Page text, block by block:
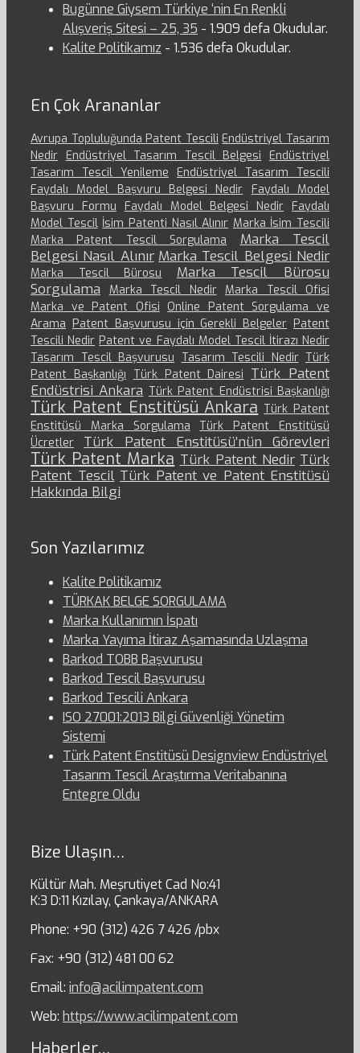
Bugünne Giysem Türkiye ‘nin En Renkli
Alışveriş Sitesi – 25, 35 - 1.909 defa Okudular.
Kalite Politikamız - 1.536 defa Okudular.
En Çok Arananlar
Avrupa Topluluğunda Patent Tescili Endüstriyel Tasarım
Nedir Endüstriyel Tasarım Tescil Belgesi
Endüstriyel
Tasarım Tescil Yenileme
Endüstriyel Tasarım Tescili
Faydalı Model Başvuru Belgesi Nedir
Faydalı Model
Başvuru Formu
Faydalı Model Belgesi Nedir Faydalı
Model Tescil İsim Patenti Nasıl Alınır Marka İsim Tescili
Marka Patent Tescil Sorgulama
Marka Tescil
Belgesi Nasıl Alınır Marka Tescil Belgesi Nedir
Marka Tescil Bürosu
Marka Tescil Bürosu
Sorgulama
Marka Tescil Nedir Marka Tescil Ofisi
Marka ve Patent Ofisi Online Patent Sorgulama ve
Arama Patent Başvurusu için Gerekli Belgeler Patent
Tescili Nedir Patent ve Faydalı Model Tescil İtirazı Nedir
Tasarım Tescil Başvurusu Tasarım Tescili Nedir Türk
Patent Başkanlığı Türk Patent Dairesi Türk Patent
Endüstrisi Ankara Türk Patent Endüstrisi Başkanlığı
Türk Patent Enstitüsü Ankara Türk Patent
Enstitüsü Marka Sorgulama
Türk Patent Enstitüsü
Ücretler
Türk Patent Enstitüsü’nün Görevleri
Türk Patent Marka Türk Patent Nedir Türk
Patent Tescil Türk Patent ve Patent Enstitüsü
Hakkında Bilgi
Son Yazılarımız
Kalite Politikamız
TÜRKAK BELGE SORGULAMA
Marka Kullanımın İspatı
Marka Yayıma İtiraz Aşamasında Uzlaşma
Barkod TOBB Başvurusu
Barkod Tescil Başvurusu
Barkod Tescili Ankara
ISO 27001:2013 Bilgi Güvenliği Yönetim
Sistemi
Türk Patent Enstitüsü Designview Endüstriyel
Tasarım Tescil Araştırma Veritabanına
Entegre Oldu
Bize Ulaşın…
Kültür Mah. Meşrutiyet Cad No:41
K:3 D:11 Kızılay, Çankaya/ANKARA
Phone: +90 (312) 426 7 426 /pbx
Fax: +90 (312) 481 00 62
Email: info@acilimpatent.com
Web: https://www.acilimpatent.com